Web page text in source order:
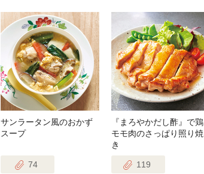
サンラータン風のおかず
スープ
74
『まろやかだし酢』で鶏
モモ肉のさっぱり照り焼
き
119